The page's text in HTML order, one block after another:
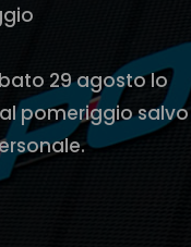
29 agosto lo
pomeriggio salvo